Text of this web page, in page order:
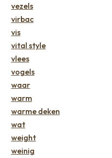
vezels
virbac
vis
vital style
vlees
vogels
waar
warm
warme deken
wat
weight
weinig